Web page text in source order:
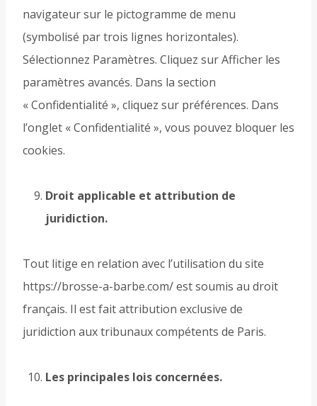
navigateur sur le pictogramme de menu
(symbolisé par trois lignes horizontales).
Sélectionnez Paramètres. Cliquez sur Afficher les
paramètres avancés. Dans la section
« Confidentialité », cliquez sur préférences. Dans
l’onglet « Confidentialité », vous pouvez bloquer les
cookies.
Droit applicable et attribution de
juridiction.
Tout litige en relation avec l’utilisation du site
https://brosse-a-barbe.com/ est soumis au droit
français. Il est fait attribution exclusive de
juridiction aux tribunaux compétents de Paris.
Les principales lois concernées.